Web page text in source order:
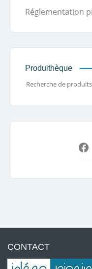
Réglementation
Produithèque
CONTACT